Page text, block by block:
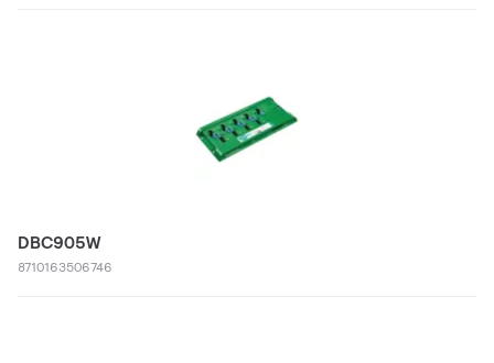
DBC905W
8710163506746